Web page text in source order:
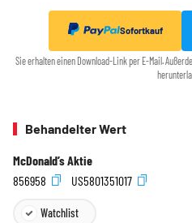
Sofortkauf
Sie erhalten einen Download-Link per E-Mail.
Behandelter Wert
McDonald’s Aktie
856958
US5801351017
Watchlist